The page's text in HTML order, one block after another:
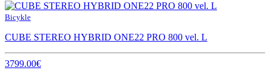
Bicykle
CUBE STEREO HYBRID ONE22 PRO 800 vel. L
3799.00€